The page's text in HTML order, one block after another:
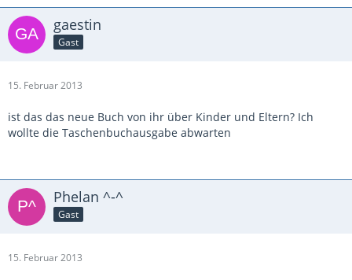
gaestin
Gast
15. Februar 2013
ist das das neue Buch von ihr über Kinder und Eltern? Ich
wollte die Taschenbuchausgabe abwarten
Phelan ^-^
Gast
15. Februar 2013